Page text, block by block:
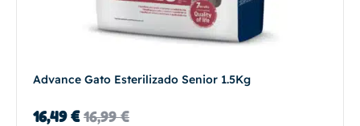
Advance Gato Esterilizado Senior 1.5Kg
16,99€
16,49€